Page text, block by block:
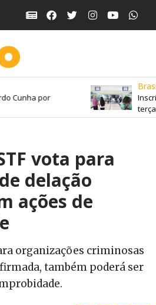
Cunha por
Brasil
vota para
delação
ações de
organizações criminosas
também poderá ser